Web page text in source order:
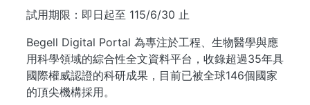
試用期限：即日起至 115/6/30 止
Begell Digital Portal 為專注於工程、生物醫學與應
用科學領域的綜合性全文資料平台，收錄超過35年具
國際權威認證的科研成果，目前已被全球146個國家
的頂尖機構採用。